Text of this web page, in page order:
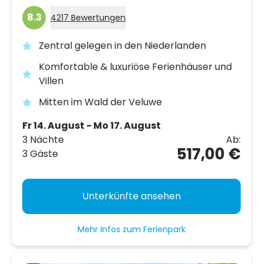
8.3 4217 Bewertungen
Zentral gelegen in den Niederlanden
Komfortable & luxuriöse Ferienhäuser und
Villen
Mitten im Wald der Veluwe
Fr 14. August - Mo 17. August
3 Nächte
3 Gäste
Ab:
517,00 €
Unterkünfte ansehen
Mehr Infos zum Ferienpark